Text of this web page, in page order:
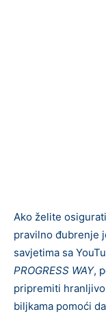
Ako želite
pravilno đubrenje
savjetima sa
PROGRESS WAY,
pripremiti
biljkama pomoći